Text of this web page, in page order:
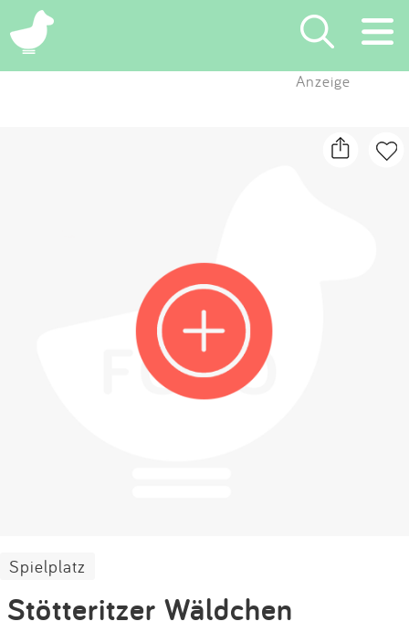
×
Blog
Partner
Kontakt
Impressum
Anzeige
Spielplatz
Stötteritzer Wäldchen